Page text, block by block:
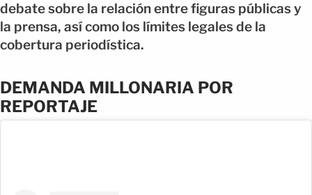
debate sobre la relación entre figuras públicas y
la prensa, así como los límites legales de la
cobertura periodística.
DEMANDA MILLONARIA POR
REPORTAJE